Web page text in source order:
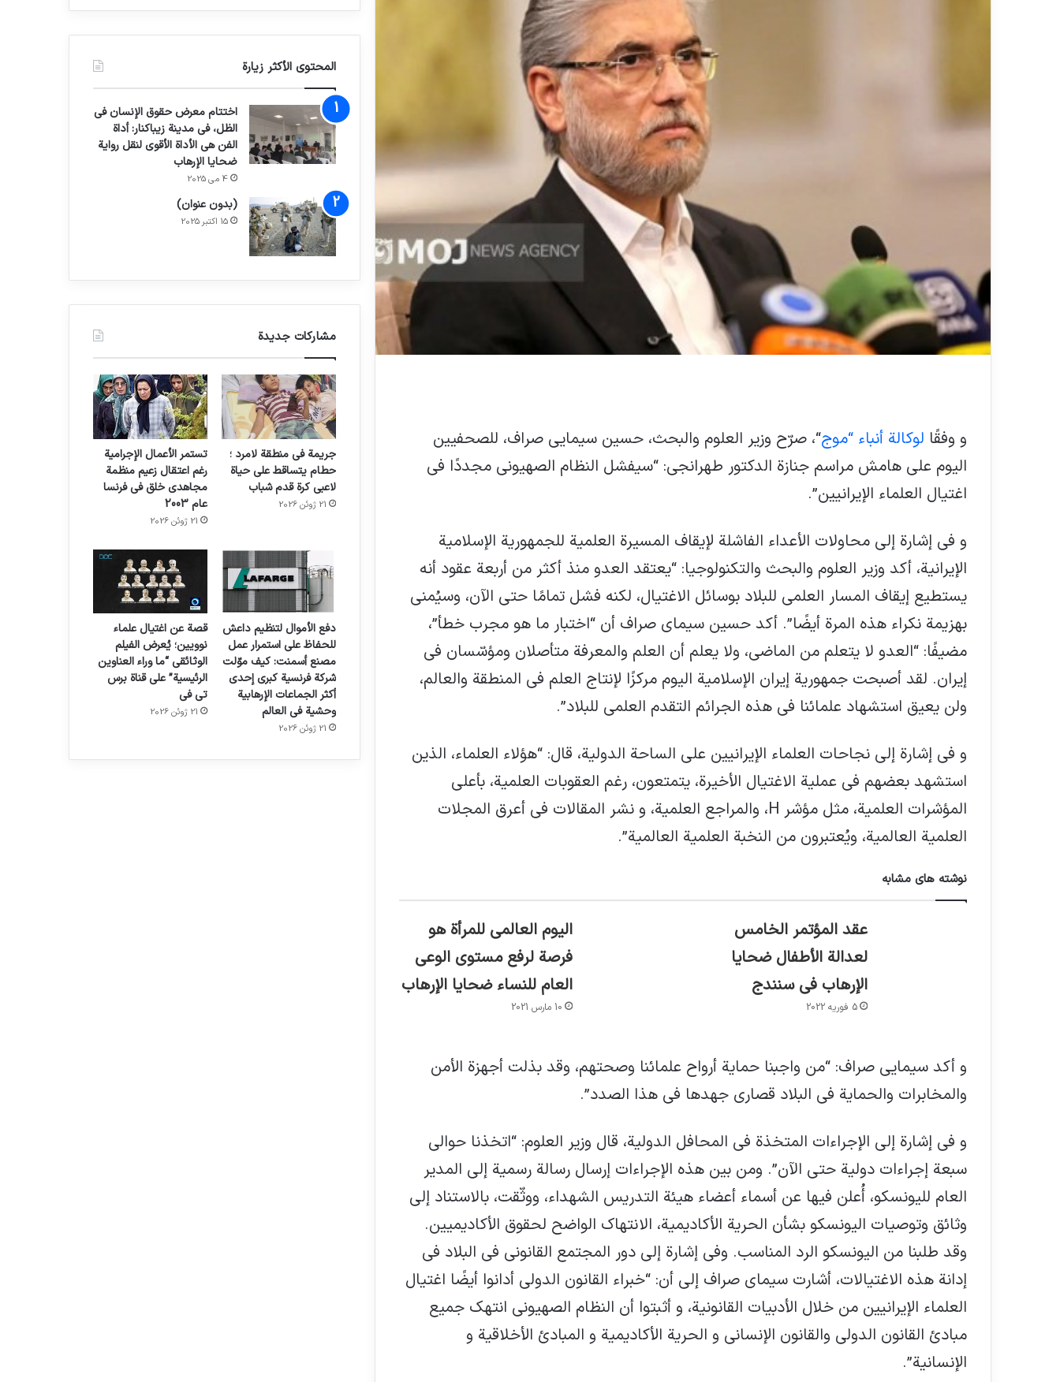
و وفقًا لوكالة أنباء “موج“، صرّح وزير العلوم والبحث، حسين سيمايي صراف، للصحفيين
اليوم على هامش مراسم جنازة الدكتور طهرانجي: “سيفشل النظام الصهيوني مجددًا في
اغتيال العلماء الإيرانيين”.
و في إشارة إلى محاولات الأعداء الفاشلة لإيقاف المسيرة العلمية للجمهورية الإسلامية
الإيرانية، أكد وزير العلوم والبحث والتكنولوجيا: “يعتقد العدو منذ أكثر من أربعة عقود أنه
يستطيع إيقاف المسار العلمي للبلاد بوسائل الاغتيال، لكنه فشل تمامًا حتى الآن، وسيُمنى
بهزيمة نكراء هذه المرة أيضًا”. أكد حسين سيماي صراف أن “اختبار ما هو مجرب خطأ”،
مضيفًا: “العدو لا يتعلم من الماضي، ولا يعلم أن العلم والمعرفة متأصلان ومؤسّسان في
إيران. لقد أصبحت جمهورية إيران الإسلامية اليوم مركزًا لإنتاج العلم في المنطقة والعالم،
ولن يعيق استشهاد علمائنا في هذه الجرائم التقدم العلمي للبلاد”.
و في إشارة إلى نجاحات العلماء الإيرانيين على الساحة الدولية، قال: “هؤلاء العلماء، الذين
استشهد بعضهم في عملية الاغتيال الأخيرة، يتمتعون، رغم العقوبات العلمية، بأعلى
المؤشرات العلمية، مثل مؤشر H، والمراجع العلمية، و نشر المقالات في أعرق المجلات
العلمية العالمية، ويُعتبرون من النخبة العلمية العالمية”.
نوشته های مشابه
عقد المؤتمر الخامس
لعدالة الأطفال ضحايا
الإرهاب في سنندج
5 فوریه 2022
اليوم العالمي للمرأة هو
فرصة لرفع مستوى الوعي
العام للنساء ضحايا الإرهاب
10 مارس 2021
و أكد سيمايي صراف: “من واجبنا حماية أرواح علمائنا وصحتهم، وقد بذلت أجهزة الأمن
والمخابرات والحماية في البلاد قصارى جهدها في هذا الصدد”.
و في إشارة إلى الإجراءات المتخذة في المحافل الدولية، قال وزير العلوم: “اتخذنا حوالي
سبعة إجراءات دولية حتى الآن”. ومن بين هذه الإجراءات إرسال رسالة رسمية إلى المدير
العام لليونسكو، أُعلن فيها عن أسماء أعضاء هيئة التدريس الشهداء، ووثّقت، بالاستناد إلى
وثائق وتوصيات اليونسكو بشأن الحرية الأكاديمية، الانتهاك الواضح لحقوق الأكاديميين.
وقد طلبنا من اليونسكو الرد المناسب. وفي إشارة إلى دور المجتمع القانوني في البلاد في
إدانة هذه الاغتيالات، أشارت سيماي صراف إلى أن: “خبراء القانون الدولي أدانوا أيضًا اغتيال
العلماء الإيرانيين من خلال الأدبيات القانونية، و أثبتوا أن النظام الصهيوني انتهك جميع
مبادئ القانون الدولي والقانون الإنساني و الحرية الأكاديمية و المبادئ الأخلاقية و
الإنسانية”.
“كلمات جديدة” مطلوبة لوصف الدمار في
غزة، كما يقول مسؤول إنساني تابع للأمم
المحتوى الأكثر زيارة
اختتام معرض حقوق الإنسان في
الظل، في مدينة زيباكنار: أداة
الفن هي الأداة الأقوى لنقل رواية
ضحايا الإرهاب
4 می 2025
(بدون عنوان)
15 اکتبر 2025
مشاركات جديدة
جريمة في منطقة لامرد ؛
حطام يتساقط على حياة
لاعبي كرة قدم شباب
21 ژوئن 2026
تستمر الأعمال الإجرامية
رغم اعتقال زعيم منظمة
مجاهدي خلق في فرنسا
عام 2003
21 ژوئن 2026
دفع الأموال لتنظيم داعش
للحفاظ على استمرار عمل
مصنع أسمنت: كيف موّلت
شركة فرنسية كبرى إحدى
أكثر الجماعات الإرهابية
وحشية في العالم
21 ژوئن 2026
قصة عن اغتيال علماء
نوويين؛ يُعرض الفيلم
الوثائقي “ما وراء العناوين
الرئيسية” على قناة برس
تي في
21 ژوئن 2026